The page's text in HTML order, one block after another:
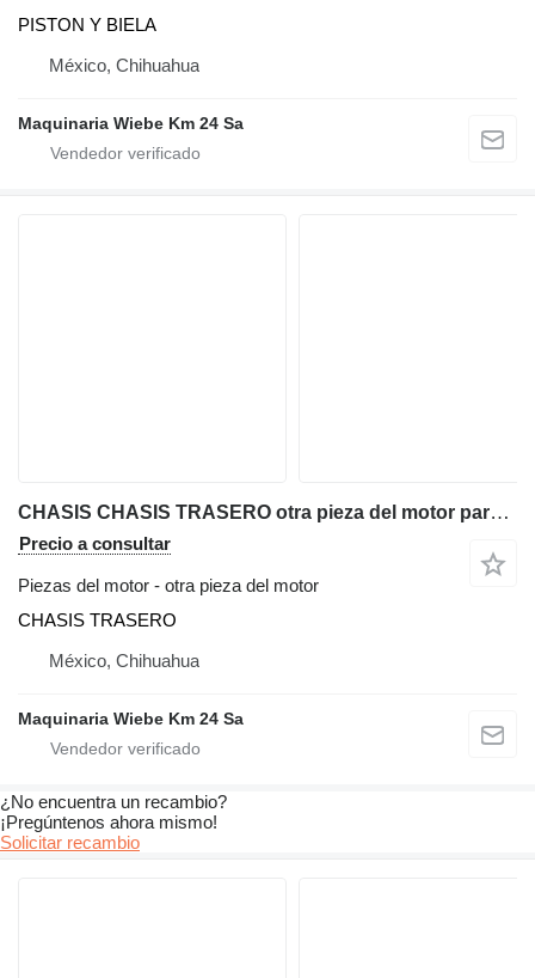
PISTON Y BIELA
México, Chihuahua
Maquinaria Wiebe Km 24 Sa
CHASIS CHASIS TRASERO otra pieza del motor para Kubota R420S cargadora de ruedas
Precio a consultar
Piezas del motor - otra pieza del motor
CHASIS TRASERO
México, Chihuahua
Maquinaria Wiebe Km 24 Sa
¿No encuentra un recambio?
¡Pregúntenos ahora mismo!
Solicitar recambio